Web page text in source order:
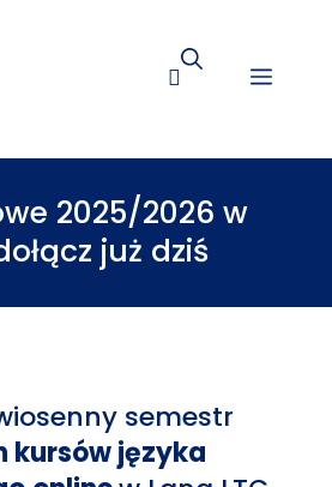
2025/2026 w
już dziś
semestr
kursów języka